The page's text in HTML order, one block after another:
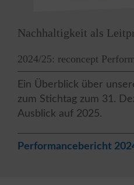
Nachhaltigkeit als
2024/25: reconcept
Ein Überblick über
zum Stichtag zum 31.
Ausblick auf 2025.
Performancebericht